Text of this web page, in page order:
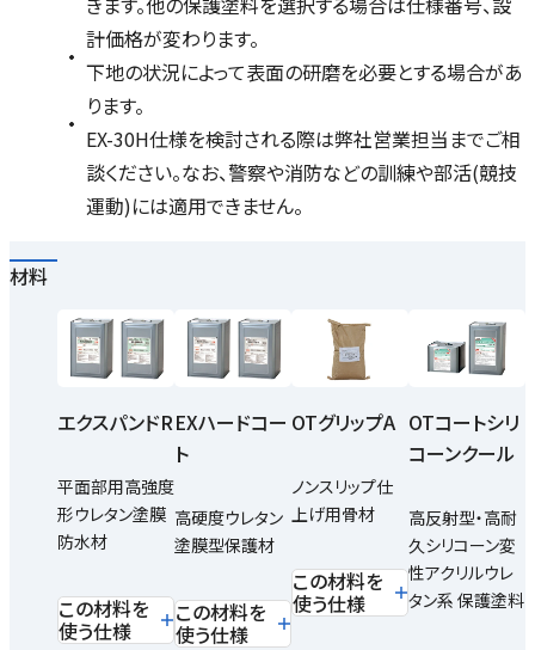
計価格が変わります。
下地の状況によって表面の研磨を必要とする場合があ
ります。
EX-30H仕様を検討される際は弊社営業担当までご相
談ください。なお、警察や消防などの訓練や部活(競技
運動)には適用できません。
材料
エクスパンドR
平面部用高強度
形ウレタン塗膜
防水材
この材料を
使う仕様
EXハードコー
ト
高硬度ウレタン
塗膜型保護材
この材料を
使う仕様
OTグリップA
ノンスリップ仕
上げ用骨材
この材料を
使う仕様
OTコートシリ
コーンクール
高反射型・高耐
久シリコーン変
性アクリルウレ
タン系 保護塗料